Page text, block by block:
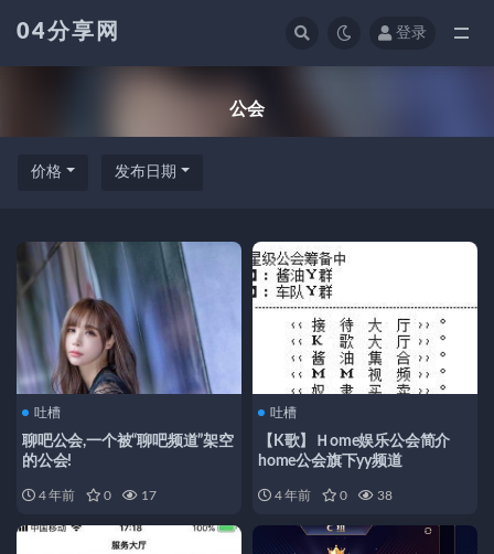
04分享网 登录
公会
价格 发布日期
吐槽
聊吧公会,一个被“聊吧频道”架空
的公会!
4 年前 0 17
吐槽
【K歌】Ｈome娱乐公会简介
home公会旗下yy频道
4 年前 0 38